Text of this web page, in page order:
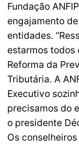
Fundação
engajamento
entidades.
estarmos todos
Reforma da
Tributária. A
Executivo
precisamos do
o presidente
Os